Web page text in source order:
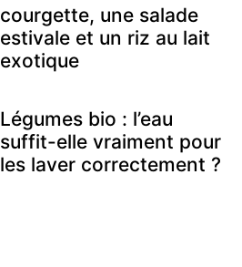
courgette, une salade
estivale et un riz au lait
exotique
Légumes bio : l’eau
suffit-elle vraiment pour
les laver correctement ?